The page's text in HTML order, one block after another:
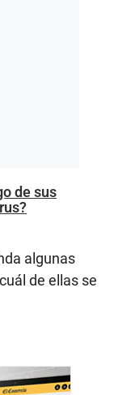
de sus
algunas
de ellas se